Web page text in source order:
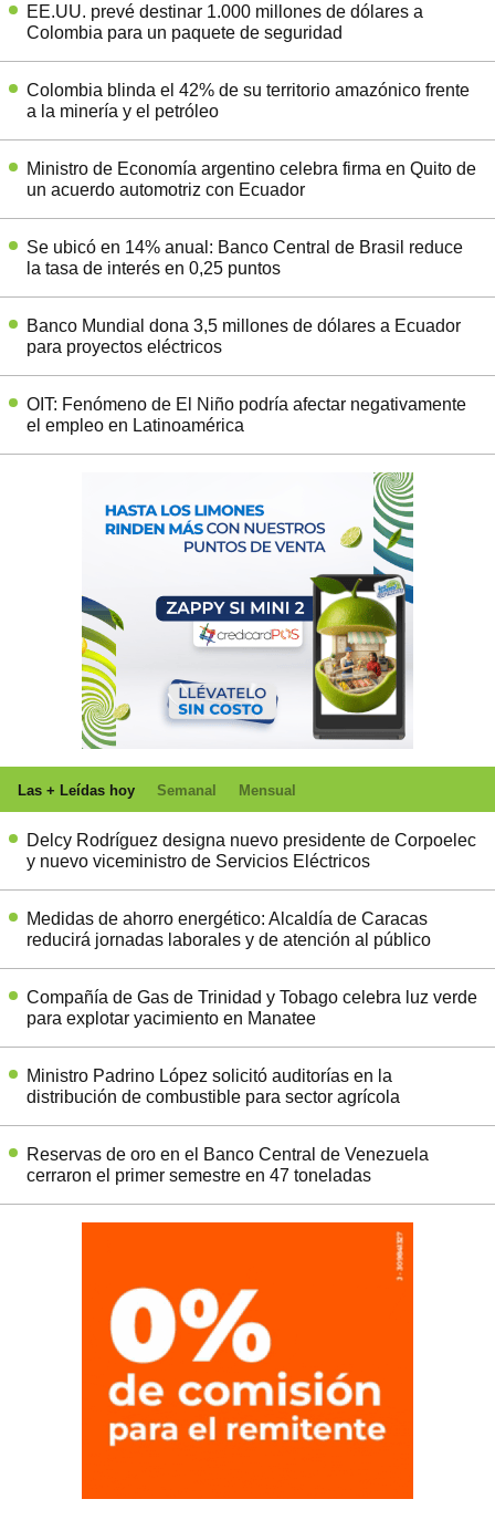
EE.UU. prevé destinar 1.000 millones de dólares a
Colombia para un paquete de seguridad
Colombia blinda el 42% de su territorio amazónico frente
a la minería y el petróleo
Ministro de Economía argentino celebra firma en Quito de
un acuerdo automotriz con Ecuador
Se ubicó en 14% anual: Banco Central de Brasil reduce
la tasa de interés en 0,25 puntos
Banco Mundial dona 3,5 millones de dólares a Ecuador
para proyectos eléctricos
OIT: Fenómeno de El Niño podría afectar negativamente
el empleo en Latinoamérica
Las + Leídas hoy Semanal Mensual
Delcy Rodríguez designa nuevo presidente de Corpoelec
y nuevo viceministro de Servicios Eléctricos
Medidas de ahorro energético: Alcaldía de Caracas
reducirá jornadas laborales y de atención al público
Compañía de Gas de Trinidad y Tobago celebra luz verde
para explotar yacimiento en Manatee
Ministro Padrino López solicitó auditorías en la
distribución de combustible para sector agrícola
Reservas de oro en el Banco Central de Venezuela
cerraron el primer semestre en 47 toneladas